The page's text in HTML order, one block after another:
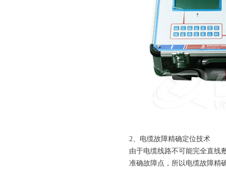
2、电缆故障精确定位技术
由于电缆线路不可能完全直线
准确故障点，所以电缆故障精